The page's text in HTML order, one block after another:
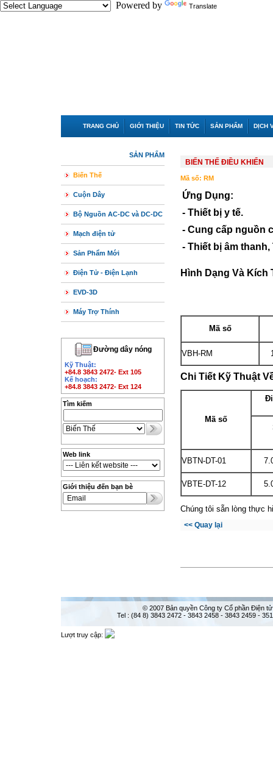
Powered by Translate
TRANG CHỦ GIỚI THIỆU TIN TỨC SẢN PHẨM DỊCH
SẢN PHẨM
Biến Thế
Cuộn Dây
Bộ Nguồn AC-DC và DC-DC
Mạch điện tử
Sản Phẩm Mới
Điện Tử - Điện Lạnh
EVD-3D
Máy Trợ Thính
Đường dây nóng
Kỹ Thuật:
+84.8 3843 2472- Ext 105
Kế hoạch:
+84.8 3843 2472- Ext 124
Tìm kiếm
Web link
Giới thiệu đến bạn bè
BIẾN THẾ ĐIỀU KHIỂN
Mã số: RM
Ứng Dụng:
- Thiết bị y tế.
- Cung cấp nguồn
- Thiết bị âm thanh,
Hình Dạng Và Kích
Mã số
VBH-RM
Chi Tiết Kỹ Thuật
Mã số
VBTN-DT-01
VBTE-DT-12
Chúng tôi sẵn lòng thực
<< Quay lại
© 2007 Bản quyền Công ty Cổ phần Điện
Tel : (84 8) 3843 2472 - 3843 2458 - 3843 2459 -
Lượt truy cập: